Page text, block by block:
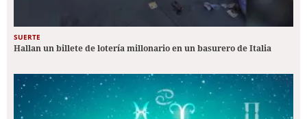
SUERTE
Hallan un billete de lotería millonario en un basurero de Italia